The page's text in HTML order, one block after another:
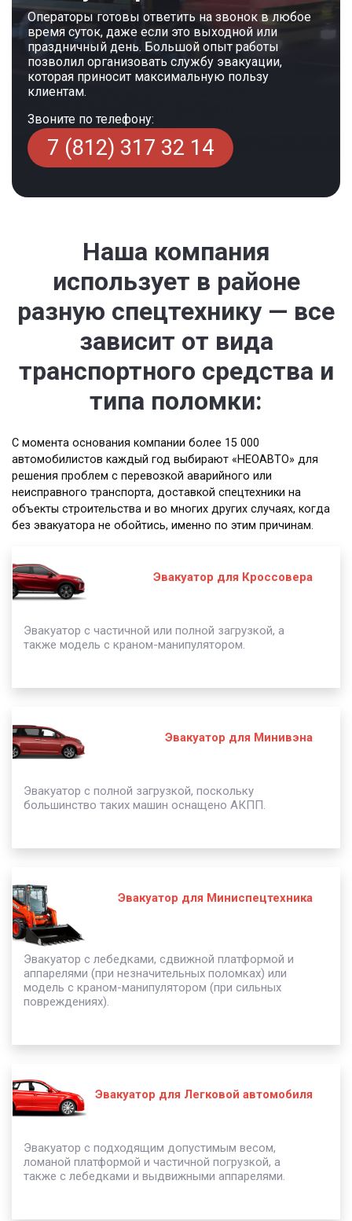
Операторы готовы ответить на звонок в любое
время суток, даже если это выходной или
праздничный день. Большой опыт работы
позволил организовать службу эвакуации,
которая приносит максимальную пользу
клиентам.
Звоните по телефону:
7 (812) 317 32 14
Наша компания
использует в районе
разную спецтехнику — все
зависит от вида
транспортного средства и
типа поломки:
С момента основания компании более 15 000
автомобилистов каждый год выбирают «НЕОАВТО» для
решения проблем с перевозкой аварийного или
неисправного транспорта, доставкой спецтехники на
объекты строительства и во многих других случаях, когда
без эвакуатора не обойтись, именно по этим причинам.
Эвакуатор для Кроссовера
Эвакуатор с частичной или полной загрузкой, а
также модель с краном-манипулятором.
Эвакуатор для Минивэна
Эвакуатор с полной загрузкой, поскольку
большинство таких машин оснащено АКПП.
Эвакуатор для Миниспецтехника
Эвакуатор с лебедками, сдвижной платформой и
аппарелями (при незначительных поломках) или
модель с краном-манипулятором (при сильных
повреждениях).
Эвакуатор для Легковой автомобиля
Эвакуатор с подходящим допустимым весом,
ломаной платформой и частичной погрузкой, а
также с лебедками и выдвижными аппарелями.